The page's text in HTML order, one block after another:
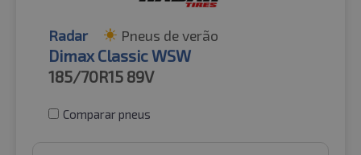
Radar Pneus de verão
Dimax Classic WSW
185/70R15 89V
Comparar pneus